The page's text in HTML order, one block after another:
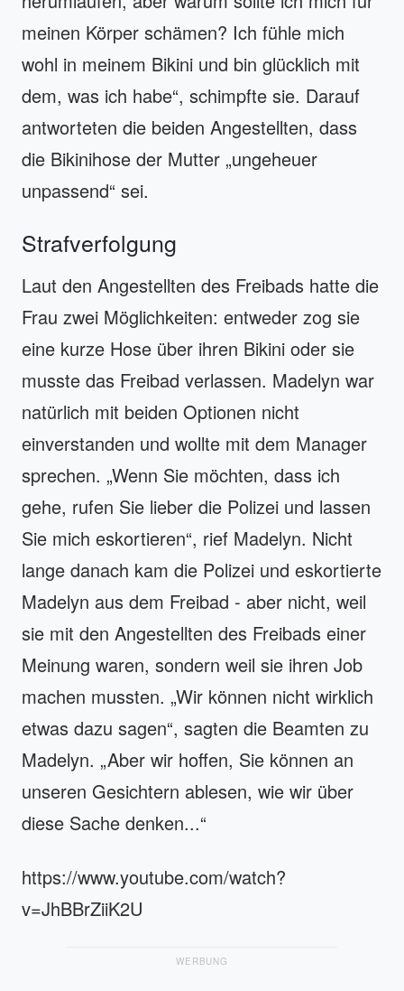
meinen Körper schämen? Ich fühle mich
wohl in meinem Bikini und bin glücklich mit
dem, was ich habe“, schimpfte sie. Darauf
antworteten die beiden Angestellten, dass
die Bikinihose der Mutter „ungeheuer
unpassend“ sei.
Strafverfolgung
Laut den Angestellten des Freibads hatte die
Frau zwei Möglichkeiten: entweder zog sie
eine kurze Hose über ihren Bikini oder sie
musste das Freibad verlassen. Madelyn war
natürlich mit beiden Optionen nicht
einverstanden und wollte mit dem Manager
sprechen. „Wenn Sie möchten, dass ich
gehe, rufen Sie lieber die Polizei und lassen
Sie mich eskortieren“, rief Madelyn. Nicht
lange danach kam die Polizei und eskortierte
Madelyn aus dem Freibad - aber nicht, weil
sie mit den Angestellten des Freibads einer
Meinung waren, sondern weil sie ihren Job
machen mussten. „Wir können nicht wirklich
etwas dazu sagen“, sagten die Beamten zu
Madelyn. „Aber wir hoffen, Sie können an
unseren Gesichtern ablesen, wie wir über
diese Sache denken...“
https://www.youtube.com/watch?
v=JhBBrZiiK2U
WERBUNG